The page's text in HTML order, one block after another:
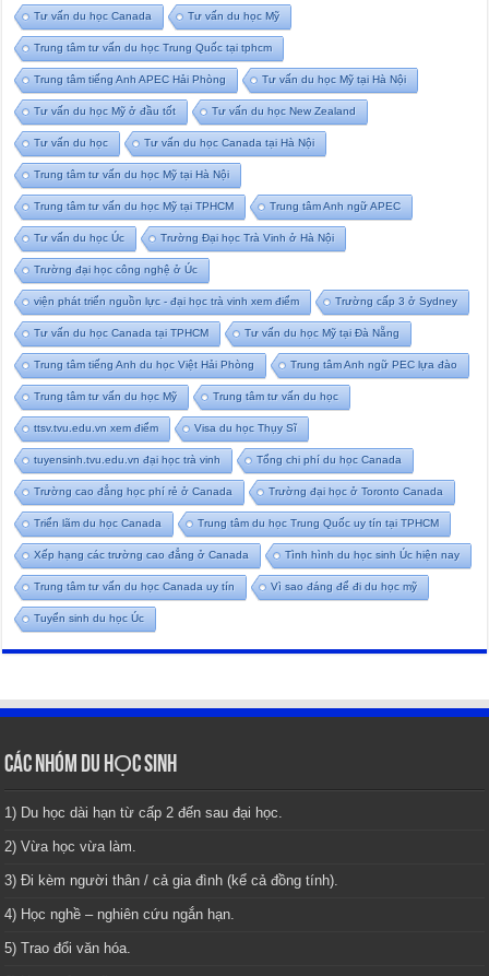
Tư vấn du học Canada Tư vấn du học Mỹ
Trung tâm tư vấn du học Trung Quốc tại tphcm
Trung tâm tiếng Anh APEC Hải Phòng Tư vấn du học Mỹ tại Hà Nội
Tư vấn du học Mỹ ở đầu tốt Tư vấn du học New Zealand
Tư vấn du học Tư vấn du học Canada tại Hà Nội
Trung tâm tư vấn du học Mỹ tại Hà Nội
Trung tâm tư vấn du học Mỹ tại TPHCM Trung tâm Anh ngữ APEC
Tư vấn du học Úc Trường Đại học Trà Vinh ở Hà Nội
Trường đại học công nghệ ở Úc
viện phát triển nguồn lực - đại học trà vinh xem điểm Trường cấp 3 ở Sydney
Tư vấn du học Canada tại TPHCM Tư vấn du học Mỹ tại Đà Nẵng
Trung tâm tiếng Anh du học Việt Hải Phòng Trung tâm Anh ngữ PEC lựa đào
Trung tâm tư vấn du học Mỹ Trung tâm tư vấn du học
ttsv.tvu.edu.vn xem điểm Visa du học Thụy Sĩ
tuyensinh.tvu.edu.vn đại học trà vinh Tổng chi phí du học Canada
Trường cao đẳng học phí rẻ ở Canada Trường đại học ở Toronto Canada
Triển lãm du học Canada Trung tâm du học Trung Quốc uy tín tại TPHCM
Xếp hạng các trường cao đẳng ở Canada Tình hình du học sinh Úc hiện nay
Trung tâm tư vấn du học Canada uy tín Vì sao đáng để đi du học mỹ
Tuyển sinh du học Úc
CÁC NHÓM DU HỌC SINH
1) Du học dài hạn từ cấp 2 đến sau đại học.
2) Vừa học vừa làm.
3) Đi kèm người thân / cả gia đình (kể cả đồng tính).
4) Học nghề – nghiên cứu ngắn hạn.
5) Trao đổi văn hóa.